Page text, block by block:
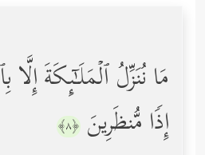
مَا نُنَزِّلُ ٱلۡمَلَـٰۤىِٕكَةَ
إِذࣰا مُّنظَرِینَ ﴿٨﴾